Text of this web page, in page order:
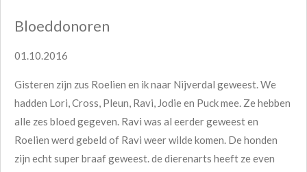
Bloeddonoren
01.10.2016
Gisteren zijn zus Roelien en ik naar Nijverdal geweest. We
hadden Lori, Cross, Pleun, Ravi, Jodie en Puck mee. Ze hebben
alle zes bloed gegeven. Ravi was al eerder geweest en
Roelien werd gebeld of Ravi weer wilde komen. De honden
zijn echt super braaf geweest. de dierenarts heeft ze even